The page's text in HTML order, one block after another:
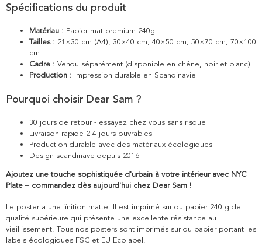
Spécifications du produit
Matériau : Papier mat premium 240g
Tailles : 21×30 cm (A4), 30×40 cm, 40×50 cm, 50×70 cm, 70×100
cm
Cadre : Vendu séparément (disponible en chêne, noir et blanc)
Production : Impression durable en Scandinavie
Pourquoi choisir Dear Sam ?
30 jours de retour - essayez chez vous sans risque
Livraison rapide 2-4 jours ouvrables
Production durable avec des matériaux écologiques
Design scandinave depuis 2016
Ajoutez une touche sophistiquée d'urbain à votre intérieur avec NYC
Plate – commandez dès aujourd'hui chez Dear Sam !
Le poster a une finition matte. Il est imprimé sur du papier 240 g de
qualité supérieure qui présente une excellente résistance au
vieillissement. Tous nos posters sont imprimés sur du papier portant les
labels écologiques FSC et EU Ecolabel.